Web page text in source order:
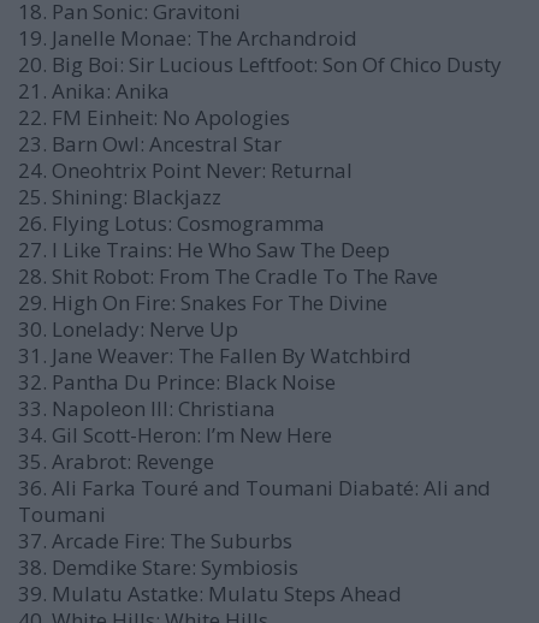
18. Pan Sonic: Gravitoni
19. Janelle Monae: The Archandroid
20. Big Boi: Sir Lucious Leftfoot: Son Of Chico Dusty
21. Anika: Anika
22. FM Einheit: No Apologies
23. Barn Owl: Ancestral Star
24. Oneohtrix Point Never: Returnal
25. Shining: Blackjazz
26. Flying Lotus: Cosmogramma
27. I Like Trains: He Who Saw The Deep
28. Shit Robot: From The Cradle To The Rave
29. High On Fire: Snakes For The Divine
30. Lonelady: Nerve Up
31. Jane Weaver: The Fallen By Watchbird
32. Pantha Du Prince: Black Noise
33. Napoleon III: Christiana
34. Gil Scott-Heron: I’m New Here
35. Arabrot: Revenge
36. Ali Farka Touré and Toumani Diabaté: Ali and
Toumani
37. Arcade Fire: The Suburbs
38. Demdike Stare: Symbiosis
39. Mulatu Astatke: Mulatu Steps Ahead